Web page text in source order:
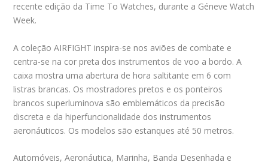
recente edição da Time To Watches, durante a Géneve Watch
Week.
A coleção AIRFIGHT inspira-se nos aviões de combate e
centra-se na cor preta dos instrumentos de voo a bordo. A
caixa mostra uma abertura de hora saltitante em 6 com
listras brancas. Os mostradores pretos e os ponteiros
brancos superluminova são emblemáticos da precisão
discreta e da hiperfuncionalidade dos instrumentos
aeronáuticos. Os modelos são estanques até 50 metros.
Automóveis, Aeronáutica, Marinha, Banda Desenhada e